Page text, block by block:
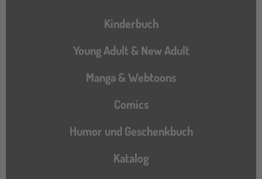
Hauptnavigation
Kinderbuch
Young Adult & New Adult
Manga & Webtoons
Comics
Humor und Geschenkbuch
Katalog
Katalog